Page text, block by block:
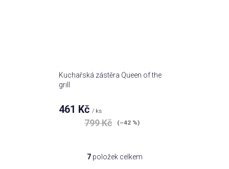
Kuchařská zástěra Queen of the
grill
461 Kč / ks
799 Kč (–42 %)
O
7položek celkem